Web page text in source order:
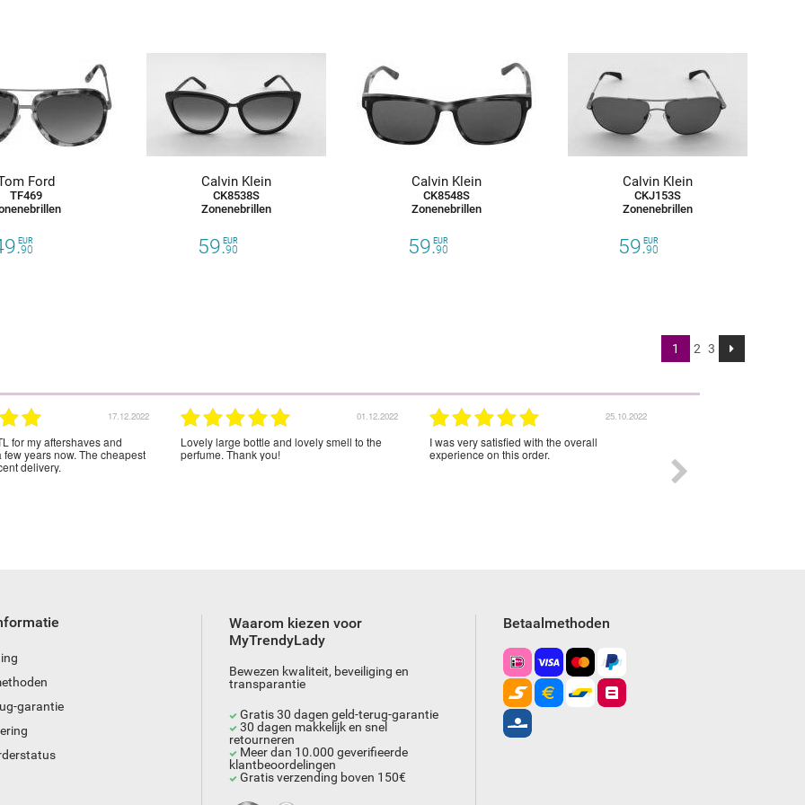
Ford
TF469
90
EUR
Calvin Klein
CK8538S
Zonenebrillen
59.90
EUR
Calvin Klein
CK8548S
Zonenebrillen
59.90
EUR
Calvin Klein
CKJ153S
Zonenebrillen
59.90
EUR
1 2 3
17.12.2022
for my aftershaves and
few years now. The cheapest
delivery.
01.12.2022
Lovely large bottle and lovely smell to the
perfume. Thank you!
25.10.2022
I was very satisfied with the overall
experience on this order.
garantie
Waarom kiezen voor
MyTrendyLady
Bewezen kwaliteit, beveiliging en
transparantie
Gratis 30 dagen geld-terug-garantie
30 dagen makkelijk en snel
retourneren
Meer dan 10.000 geverifieerde
klantbeoordelingen
Gratis verzending boven 150€
Betaalmethoden